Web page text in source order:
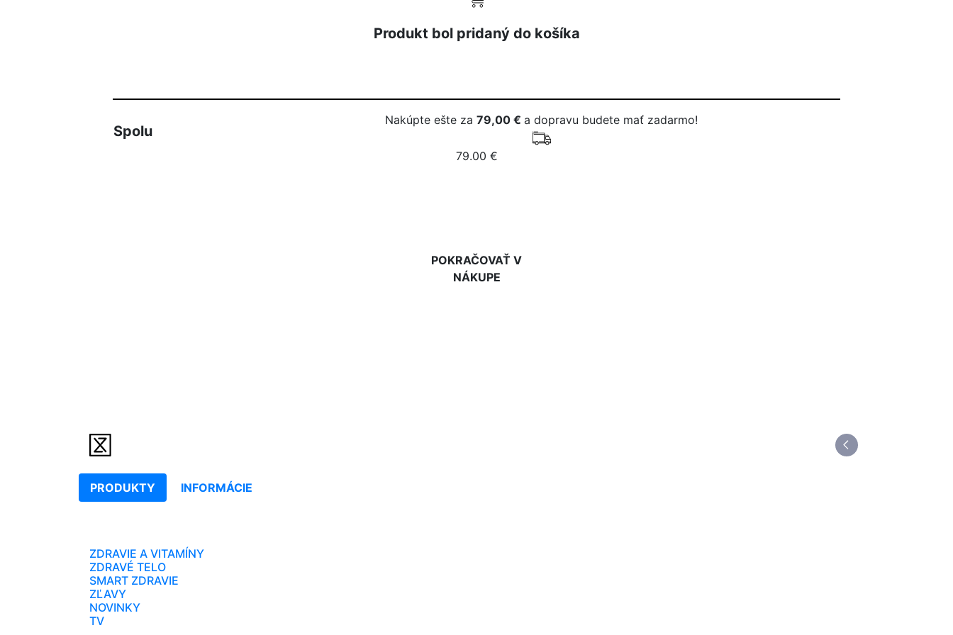
Produkt bol pridaný do košíka
Spolu
Nakúpte ešte za 79,00 € a dopravu budete mať zadarmo!
79.00 €
POKRAČOVAŤ V
NÁKUPE
PRODUKTY INFORMÁCIE
ZDRAVIE A VITAMÍNY
ZDRAVÉ TELO
SMART ZDRAVIE
ZĽAVY
NOVINKY
TV